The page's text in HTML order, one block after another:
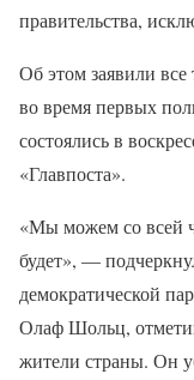
правительства,
Об этом заявили
во время первых
состоялись в
«Главпоста».
«Мы можем со всей
будет», —
демократической
Олаф Шольц,
жители страны. Он